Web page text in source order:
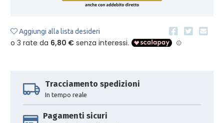
Aggiungi alla lista desideri
Tracciamento spedizioni
In tempo reale
Pagamenti sicuri